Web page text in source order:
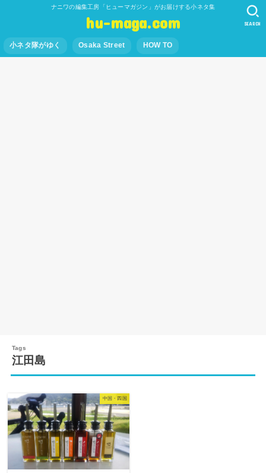
ナニワの編集工房「ヒューマガジン」がお届けする小ネタ集
hu-maga.com
小ネタ隊がゆく Osaka Street HOW TO
SEARCH
江田島
中国・四国